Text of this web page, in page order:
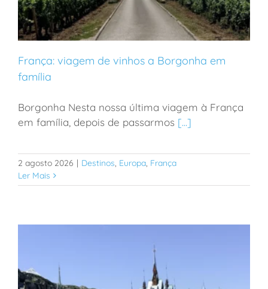
França: viagem de vinhos a Borgonha em família
França: viagem de vinhos a Borgonha em
família
Borgonha Nesta nossa última viagem à França
em família, depois de passarmos [...]
2 agosto 2026 | Destinos, Europa, França
Ler Mais